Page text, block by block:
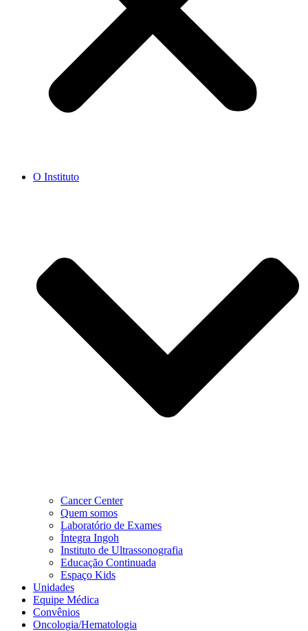
O Instituto
Cancer Center
Quem somos
Laboratório de Exames
Íntegra Ingoh
Instituto de Ultrassonografia
Educação Continuada
Espaço Kids
Unidades
Equipe Médica
Convênios
Oncologia/Hematologia